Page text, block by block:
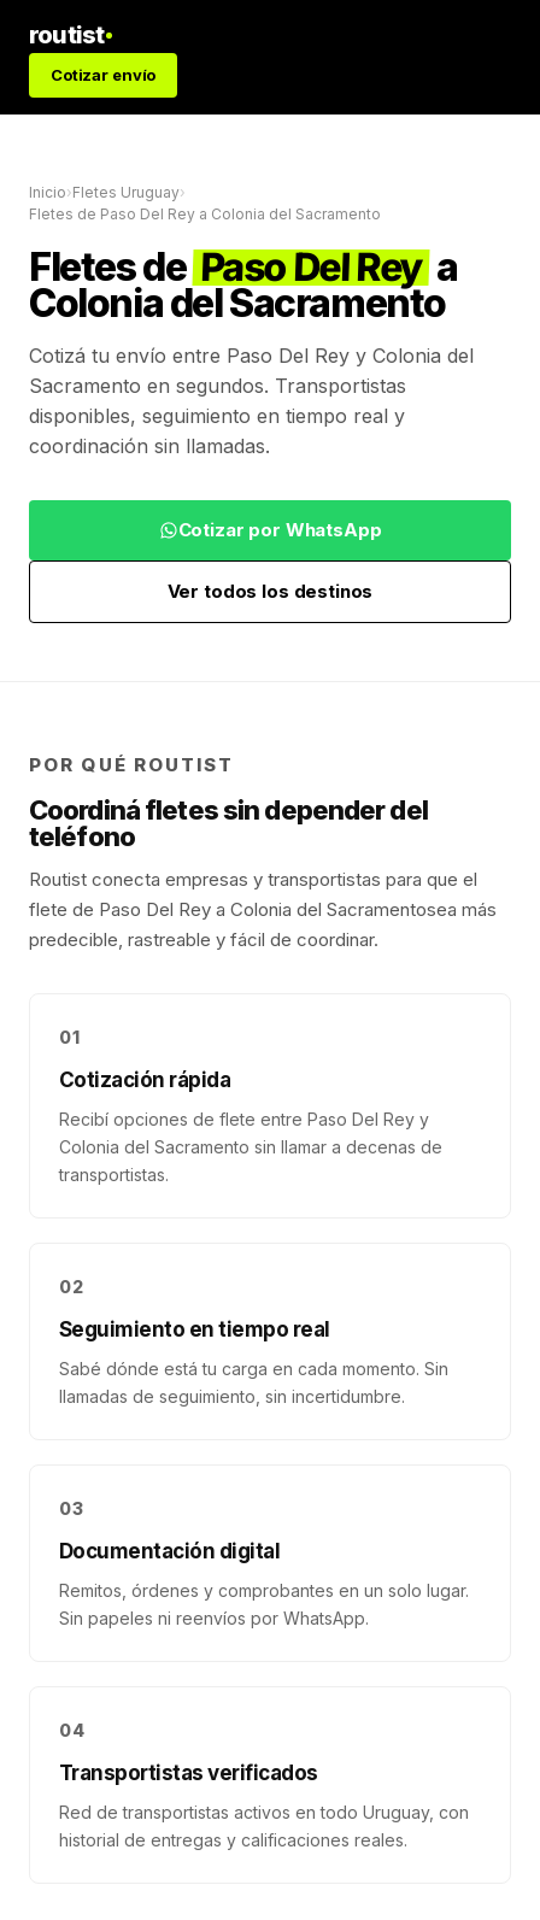
routist
Cotizar envío
Inicio›Fletes Uruguay›
Fletes de Paso Del Rey a Colonia del Sacramento
Fletes de Paso Del Rey a
Colonia del Sacramento
Cotizá tu envío entre Paso Del Rey y Colonia del
Sacramento en segundos. Transportistas
disponibles, seguimiento en tiempo real y
coordinación sin llamadas.
Cotizar por WhatsApp
Ver todos los destinos
POR QUÉ ROUTIST
Coordiná fletes sin depender del
teléfono
Routist conecta empresas y transportistas para que el
flete de Paso Del Rey a Colonia del Sacramentosea más
predecible, rastreable y fácil de coordinar.
01
Cotización rápida
Recibí opciones de flete entre Paso Del Rey y
Colonia del Sacramento sin llamar a decenas de
transportistas.
02
Seguimiento en tiempo real
Sabé dónde está tu carga en cada momento. Sin
llamadas de seguimiento, sin incertidumbre.
03
Documentación digital
Remitos, órdenes y comprobantes en un solo lugar.
Sin papeles ni reenvíos por WhatsApp.
04
Transportistas verificados
Red de transportistas activos en todo Uruguay, con
historial de entregas y calificaciones reales.